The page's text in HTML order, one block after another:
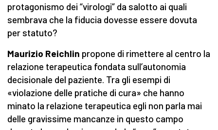
protagonismo dei “virologi” da salotto ai quali
sembrava che la fiducia dovesse essere dovuta
per statuto?
Maurizio Reichlin propone di rimettere al centro la
relazione terapeutica fondata sull’autonomia
decisionale del paziente. Tra gli esempi di
«violazione delle pratiche di cura» che hanno
minato la relazione terapeutica egli non parla mai
delle gravissime mancanze in questo campo